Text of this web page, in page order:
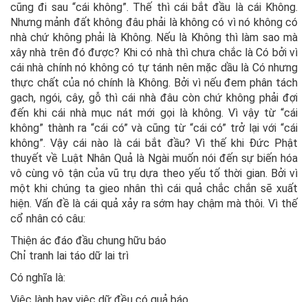
cũng đi sau “cái không”. Thế thì cái bắt đầu là cái Không.
Nhưng mảnh đất không đâu phải là không có vì nó không có
nhà chứ không phải là Không. Nếu là Không thì làm sao mà
xây nhà trên đó được? Khi có nhà thì chưa chắc là Có bởi vì
cái nhà chính nó không có tự tánh nên mặc dầu là Có nhưng
thực chất của nó chính là Không. Bởi vì nếu đem phân tách
gạch, ngói, cây, gỗ thì cái nhà đâu còn chứ không phải đợi
đến khi cái nhà mục nát mới gọi là không. Vì vậy từ “cái
không” thành ra “cái có” và cũng từ “cái có” trở lại với “cái
không”. Vậy cái nào là cái bắt đầu? Vì thế khi Đức Phật
thuyết về Luật Nhân Quả là Ngài muốn nói đến sự biến hóa
vô cùng vô tận của vũ trụ dựa theo yếu tố thời gian. Bởi vì
một khi chúng ta gieo nhân thì cái quả chắc chắn sẽ xuất
hiện. Vấn đề là cái quả xảy ra sớm hay chậm mà thôi. Vì thế
cổ nhân có câu:
Thiện ác đáo đầu chung hữu báo
Chỉ tranh lai táo dữ lai trì
Có nghĩa là: